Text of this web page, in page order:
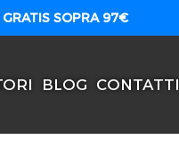
SOPRA 97€
BLOG CONTATTI